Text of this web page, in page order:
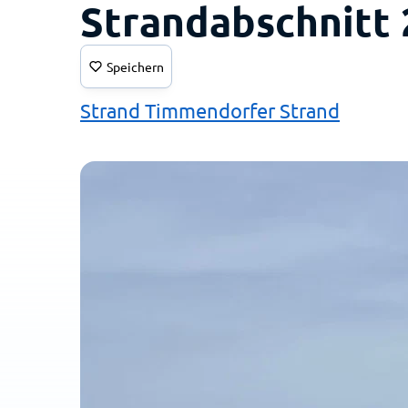
Strandabschnitt
Speichern
Strand Timmendorfer Strand